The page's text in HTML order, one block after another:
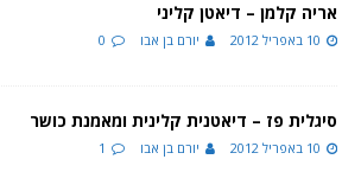
אריה קלמן – דיאטן קליני
10 באפריל 2012 יורם בן אבו 0
סיגלית פז – דיאטנית קלינית ומאמנת כושר
10 באפריל 2012 יורם בן אבו 1